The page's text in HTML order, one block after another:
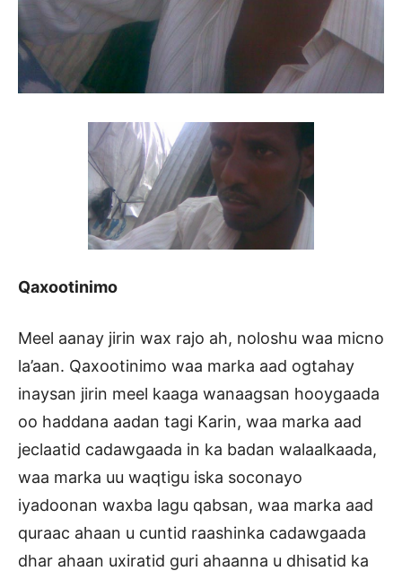
Qaxootinimo
Meel aanay jirin wax rajo ah, noloshu waa micno
la’aan. Qaxootinimo waa marka aad ogtahay
inaysan jirin meel kaaga wanaagsan hooygaada
oo haddana aadan tagi Karin, waa marka aad
jeclaatid cadawgaada in ka badan walaalkaada,
waa marka uu waqtigu iska soconayo
iyadoonan waxba lagu qabsan, waa marka aad
quraac ahaan u cuntid raashinka cadawgaada
dhar ahaan uxiratid guri ahaanna u dhisatid ka